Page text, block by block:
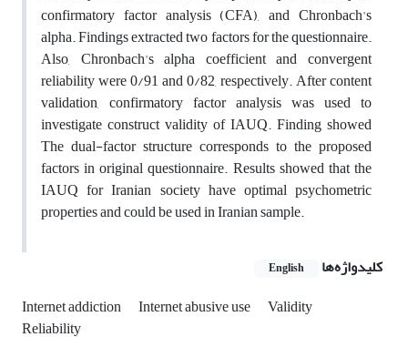
confirmatory factor analysis (CFA), and Chronbach's
alpha. Findings extracted two factors for the questionnaire.
Also, Chronbach's alpha coefficient and convergent
reliability were 0/91 and 0/82, respectively. After content
validation, confirmatory factor analysis was used to
investigate construct validity of IAUQ. Finding showed
The dual-factor structure corresponds to the proposed
factors in original questionnaire. Results showed that the
IAUQ for Iranian society have optimal psychometric
properties and could be used in Iranian sample.
کلیدواژه‌ها
English
Internet addiction Internet abusive use
Validity
Reliability